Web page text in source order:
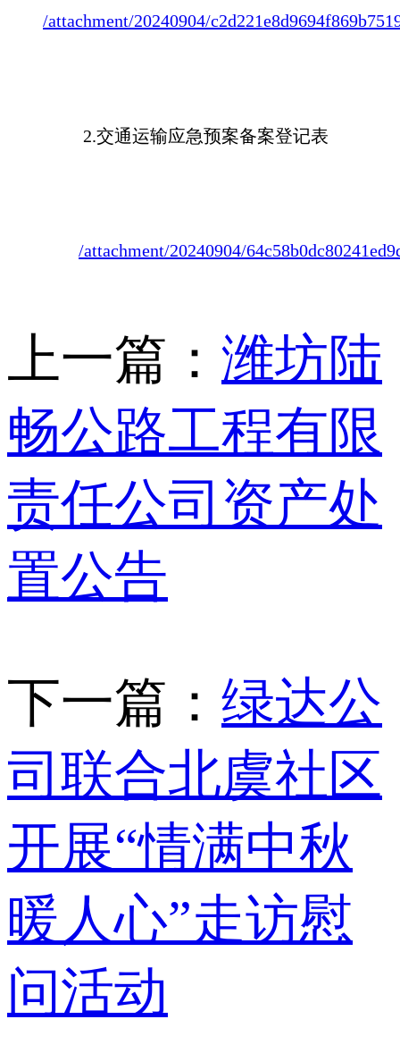
/attachment/20240904/
2.交通运输应急预案备案登记表
/attachment/20240904/
上一篇： 潍坊陆
畅公路工程有限
责任公司资产处
置公告
下一篇： 绿达公
司联合北虞社区
开展“情满中秋
暖人心”走访慰
问活动